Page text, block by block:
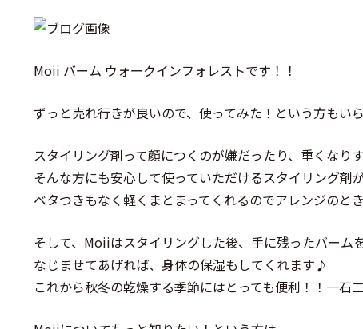
Moii バーム ウォークインフォレストです！！
ずっと売れ行きが良いので、使ってみた！という方もい
スタイリング剤って顔につくのが嫌だったり、重くなり
そんな方にも安心して使っていただけるスタイリング剤が
ベタつきもなく軽くまとまってくれるのでアレンジのと
そして、Moiiはスタイリングした後、手に残ったバーム
なじませてあげれば、身体の保湿もしてくれます♪
これから秋冬の乾燥する季節にはとっても便利！！一石